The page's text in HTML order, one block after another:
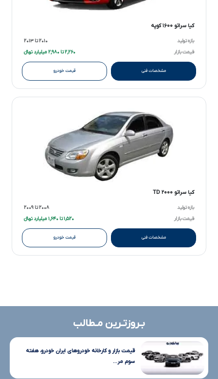
کیا سراتو ۱۶۰۰ کوپه
بازه تولید
۲۰۱۰ تا ۲۰۱۳
قیمت بازار
۲,۲۶۰ تا ۲,۹۸۰ میلیارد تومانءءء
مشخصات فنی قیمت خودرو
کیا سراتو ۲۰۰۰ TD
بازه تولید
۲۰۰۸ تا ۲۰۰۹
قیمت بازار
۱,۵۲۰ تا ۱,۶۴۰ میلیارد تومانءءء
مشخصات فنی قیمت خودرو
بـروزتـرین مـطالب
قیمت بازار و کارخانه خودروهای ایران خودرو، هفته
سوم مر...